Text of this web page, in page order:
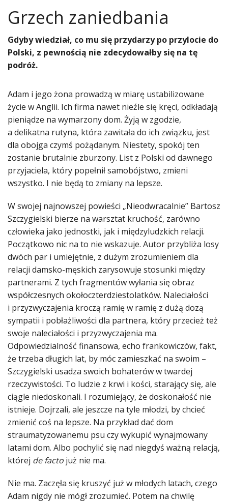
​Grzech zaniedbania
Gdyby wiedział, co mu się przydarzy po przylocie do
Polski, z pewnością nie zdecydowałby się na tę
podróż.
Adam i jego żona prowadzą w miarę ustabilizowane
życie w Anglii. Ich firma nawet nieźle się kręci, odkładają
pieniądze na wymarzony dom. Żyją w zgodzie,
a delikatna rutyna, która zawitała do ich związku, jest
dla obojga czymś pożądanym. Niestety, spokój ten
zostanie brutalnie zburzony. List z Polski od dawnego
przyjaciela, który popełnił samobójstwo, zmieni
wszystko. I nie będą to zmiany na lepsze.
W swojej najnowszej powieści „Nieodwracalnie” Bartosz
Szczygielski bierze na warsztat kruchość, zarówno
człowieka jako jednostki, jak i międzyludzkich relacji.
Początkowo nic na to nie wskazuje. Autor przybliża losy
dwóch par i umiejętnie, z dużym zrozumieniem dla
relacji damsko-męskich zarysowuje stosunki między
partnerami. Z tych fragmentów wyłania się obraz
współczesnych okołoczterdziestolatków. Naleciałości
i przyzwyczajenia kroczą ramię w ramię z dużą dozą
sympatii i pobłażliwości dla partnera, który przecież też
swoje naleciałości i przyzwyczajenia ma.
Odpowiedzialność finansowa, echo frankowiczów, fakt,
że trzeba długich lat, by móc zamieszkać na swoim –
Szczygielski usadza swoich bohaterów w twardej
rzeczywistości. To ludzie z krwi i kości, starający się, ale
ciągle niedoskonali. I rozumiejący, że doskonałość nie
istnieje. Dojrzali, ale jeszcze na tyle młodzi, by chcieć
zmienić coś na lepsze. Na przykład dać dom
straumatyzowanemu psu czy wykupić wynajmowany
latami dom. Albo pochylić się nad niegdyś ważną relacją,
której de facto już nie ma.
Nie ma. Zaczęła się kruszyć już w młodych latach, czego
Adam nigdy nie mógł zrozumieć. Potem na chwilę